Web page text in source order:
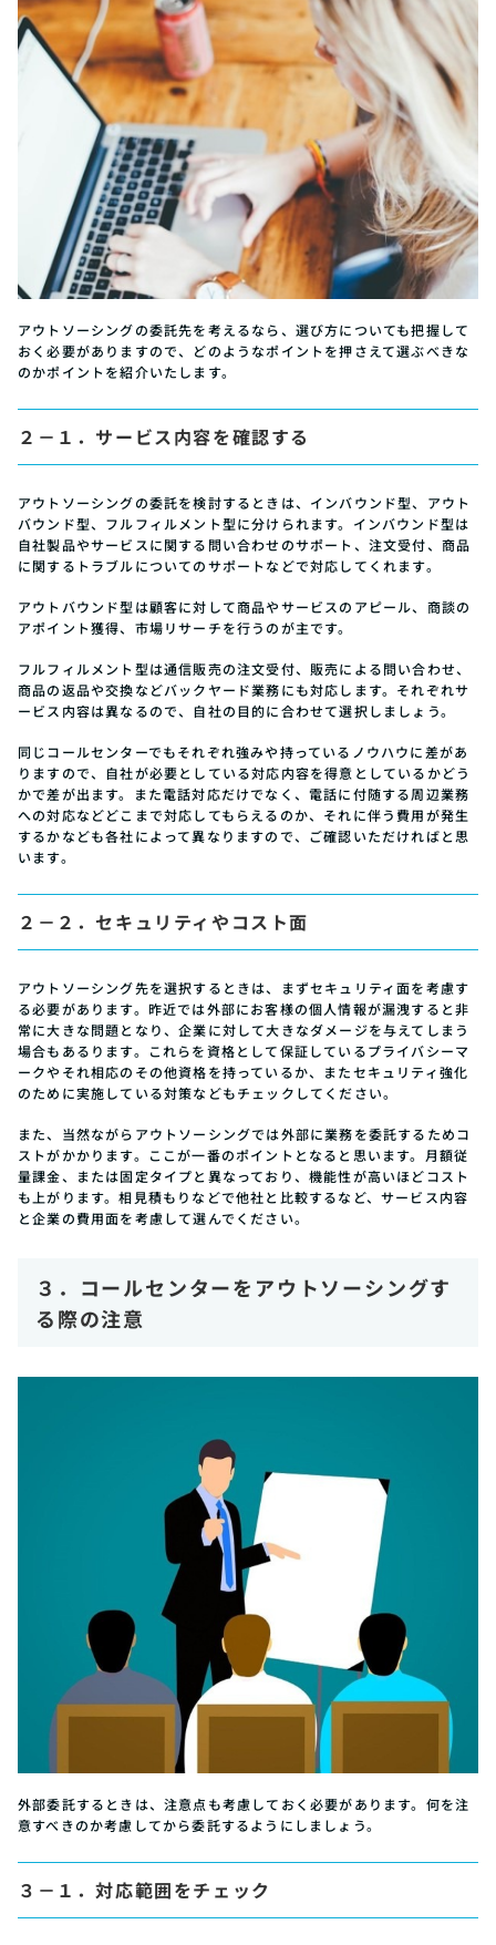
アウトソーシングの委託先を考えるなら、選び方についても把握して
おく必要がありますので、どのようなポイントを押さえて選ぶべきな
のかポイントを紹介いたします。
２－１．サービス内容を確認する
アウトソーシングの委託を検討するときは、インバウンド型、アウト
バウンド型、フルフィルメント型に分けられます。インバウンド型は
自社製品やサービスに関する問い合わせのサポート、注文受付、商品
に関するトラブルについてのサポートなどで対応してくれます。
アウトバウンド型は顧客に対して商品やサービスのアピール、商談の
アポイント獲得、市場リサーチを行うのが主です。
フルフィルメント型は通信販売の注文受付、販売による問い合わせ、
商品の返品や交換などバックヤード業務にも対応します。それぞれサ
ービス内容は異なるので、自社の目的に合わせて選択しましょう。
同じコールセンターでもそれぞれ強みや持っているノウハウに差があ
りますので、自社が必要としている対応内容を得意としているかどう
かで差が出ます。また電話対応だけでなく、電話に付随する周辺業務
への対応などどこまで対応してもらえるのか、それに伴う費用が発生
するかなども各社によって異なりますので、ご確認いただければと思
います。
２－２．セキュリティやコスト面
アウトソーシング先を選択するときは、まずセキュリティ面を考慮す
る必要があります。昨近では外部にお客様の個人情報が漏洩すると非
常に大きな問題となり、企業に対して大きなダメージを与えてしまう
場合もあるります。これらを資格として保証しているプライバシーマ
ークやそれ相応のその他資格を持っているか、またセキュリティ強化
のために実施している対策などもチェックしてください。
また、当然ながらアウトソーシングでは外部に業務を委託するためコ
ストがかかります。ここが一番のポイントとなると思います。月額従
量課金、または固定タイプと異なっており、機能性が高いほどコスト
も上がります。相見積もりなどで他社と比較するなど、サービス内容
と企業の費用面を考慮して選んでください。
３．コールセンターをアウトソーシングす
る際の注意
外部委託するときは、注意点も考慮しておく必要があります。何を注
意すべきのか考慮してから委託するようにしましょう。
３－１．対応範囲をチェック